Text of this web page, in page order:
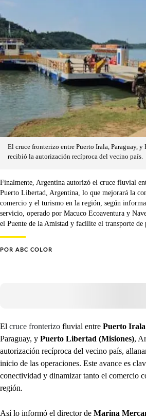
El cruce fronterizo entre Puerto Irala, Paraguay,
recibió la autorización recíproca del vecino país.
Finalmente, Argentina autorizó el cruce fluvial
Puerto Libertad, Argentina, lo que mejorará la
comercio y el turismo en la región, según
servicio, operado por Macuco Ecoaventura y
el Puente de la Amistad y facilite el transporte de
POR ABC COLOR
El cruce fronterizo fluvial entre Puerto
Paraguay, y Puerto Libertad (Misiones),
autorización recíproca del vecino país,
inicio de las operaciones. Este avance es
conectividad y dinamizar tanto el comercio
región.
Así lo informó el director de Marina